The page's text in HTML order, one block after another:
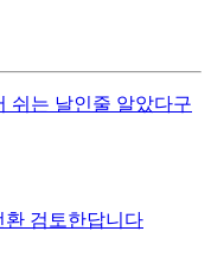
쉬는 날인줄 알았다구
환 검토한답니다